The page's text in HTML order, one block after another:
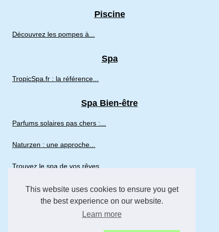
This website uses cookies to ensure you get
the best experience on our website.
Learn more
Piscine
Découvrez les pompes à...
Spa
TropicSpa.fr : la référence...
Spa Bien-être
Parfums solaires pas chers :...
Naturzen : une approche...
Trouvez le spa de vos rêves...
sport
École de surf à Biscarrosse...